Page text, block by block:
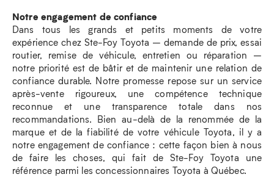
Notre engagement de confiance
Dans tous les grands et petits moments de votre
expérience chez Ste-Foy Toyota – demande de prix, essai
routier, remise de véhicule, entretien ou réparation –
notre priorité est de bâtir et de maintenir une relation de
confiance durable. Notre promesse repose sur un service
après-vente rigoureux, une compétence technique
reconnue et une transparence totale dans nos
recommandations. Bien au-delà de la renommée de la
marque et de la fiabilité de votre véhicule Toyota, il y a
notre engagement de confiance : cette façon bien à nous
de faire les choses, qui fait de Ste-Foy Toyota une
référence parmi les concessionnaires Toyota à Québec.